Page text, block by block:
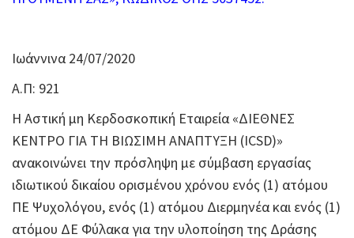
Ιωάννινα 24/07/2020
Α.Π: 921
Η Αστική μη Κερδοσκοπική Εταιρεία «ΔΙΕΘΝΕΣ
ΚΕΝΤΡΟ ΓΙΑ ΤΗ ΒΙΩΣΙΜΗ ΑΝΑΠΤΥΞΗ (ICSD)»
ανακοινώνει την πρόσληψη με σύμβαση εργασίας
ιδιωτικού δικαίου ορισμένου χρόνου ενός (1) ατόμου
ΠΕ Ψυχολόγου, ενός (1) ατόμου Διερμηνέα και ενός (1)
ατόμου ΔΕ Φύλακα για την υλοποίηση της Δράσης